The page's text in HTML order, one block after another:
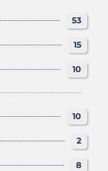
53
15
10
10
2
8